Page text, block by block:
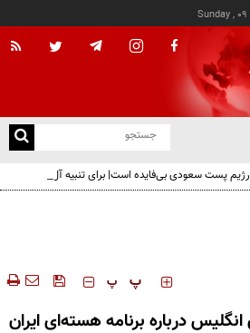
Sunday ,
پست سعودی بی‌فایده است| برای تنبیه آل‌سعود باید
‍‍‍ پ پ
درباره برنامه هسته‌ای ایران